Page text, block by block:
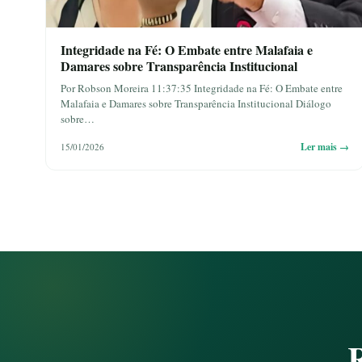
Integridade na Fé: O Embate entre Malafaia e
Damares sobre Transparência Institucional
Por Robson Moreira 11:37:35 Integridade na Fé: O Embate entre
Malafaia e Damares sobre Transparência Institucional Diálogo
sobre…
15/01/2026 Ler mais →